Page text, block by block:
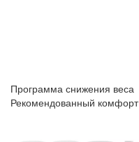
Программа снижения веса
Рекомендованный комфорт